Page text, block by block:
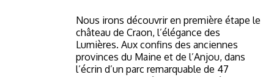
Nous irons découvrir en première étape le
château de Craon, l’élégance des
Lumières. Aux confins des anciennes
provinces du Maine et de l’Anjou, dans
l’écrin d’un parc remarquable de 47